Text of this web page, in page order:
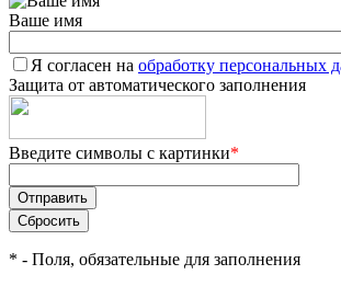
Ваше имя
Я согласен на обработку персональных
Защита от автоматического заполнения
Введите символы с картинки*
* - Поля, обязательные для заполнения